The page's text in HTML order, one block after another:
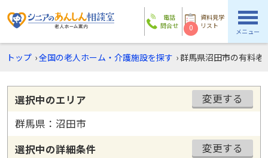
電話
問合せ
資料見学
リスト
0 メニュー
トップ ›全国の老人ホーム・介護施設を探す ›群馬県沼田市の有料老
選択中のエリア
変更する
群馬県：沼田市
選択中の詳細条件
変更する